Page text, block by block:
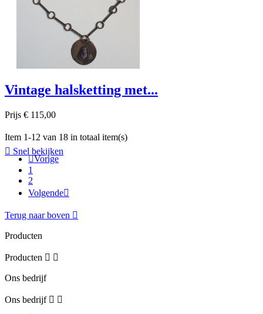
Vintage halsketting met...
Prijs € 115,00
 Snel bekijken
Item 1-12 van 18 in totaal item(s)
Vorige
1
2
Volgende
Terug naar boven 
Producten
Producten  
Ons bedrijf
Ons bedrijf  